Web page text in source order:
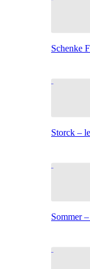
Schenke
Storck –
Sommer